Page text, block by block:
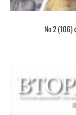
№ 2 (106)